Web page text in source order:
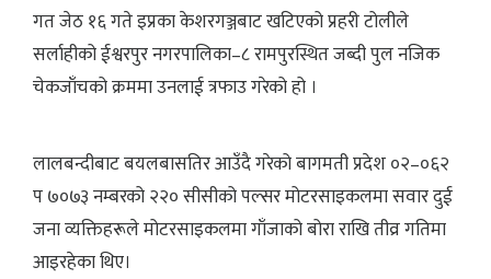
गत जेठ १६ गते इप्रका केशरगञ्जबाट खटिएको प्रहरी टोलीले
सर्लाहीको ईश्वरपुर नगरपालिका–८ रामपुरस्थित जब्दी पुल नजिक
चेकजाँचको क्रममा उनलाई त्रफाउ गरेको हो ।
लालबन्दीबाट बयलबासतिर आउँदै गरेको बागमती प्रदेश ०२–०६२
प ७०७३ नम्बरको २२० सीसीको पल्सर मोटरसाइकलमा सवार दुई
जना व्यक्तिहरूले मोटरसाइकलमा गाँजाको बोरा राखि तीव्र गतिमा
आइरहेका थिए।